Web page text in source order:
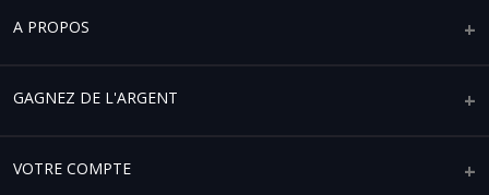
A PROPOS
Qui sommes-nous ?
Paramètres de confidentialité
GAGNEZ DE L'ARGENT
Vendre sur Africaplace
VOTRE COMPTE